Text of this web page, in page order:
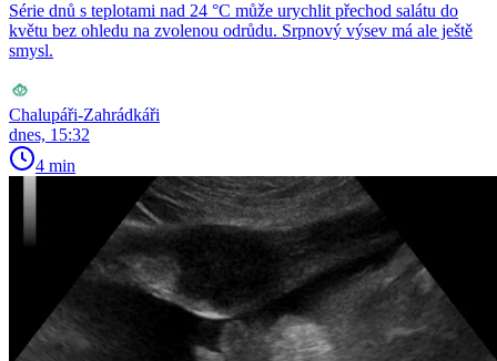
Série dnů s teplotami nad 24 °C může urychlit přechod salátu do
květu bez ohledu na zvolenou odrůdu. Srpnový výsev má ale ještě
smysl.
Chalupáři-Zahrádkáři
dnes, 15:32
4 min